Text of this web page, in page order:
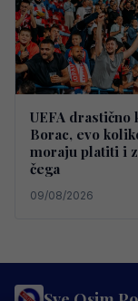
UEFA drastično
Borac, evo
moraju platiti i
čega
09/08/2026